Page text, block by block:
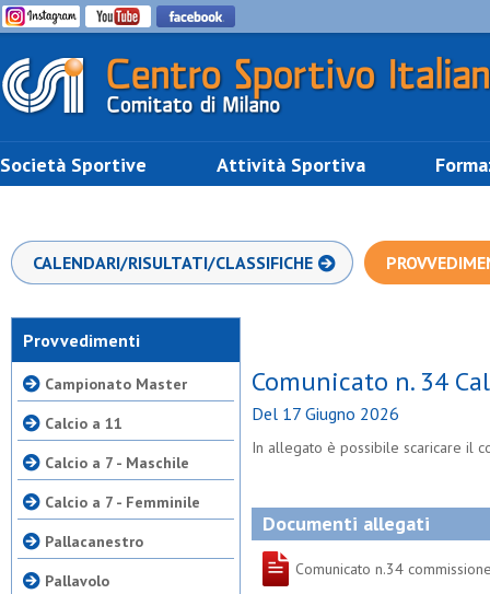
Società Sportive Attività Sportiva
CALENDARI/RISULTATI/CLASSIFICHE
Provvedimenti
Campionato Master
Calcio a 11
Calcio a 7 - Maschile
Calcio a 7 - Femminile
Pallacanestro
Pallavolo
Comunicato n. 34
Del 17 Giugno 2026
In allegato è possibile scaricare il
Documenti allegati
Comunicato n.34